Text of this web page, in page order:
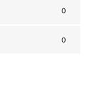
0
0